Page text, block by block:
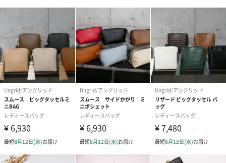
素材
綿
重量
580g
商品オプション情報
紙袋
お渡し用の紙袋です。
商品に合わせたサイズをお届けします。